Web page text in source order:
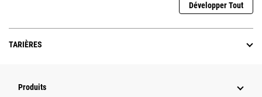
Développer Tout
TARIÈRES
Produits